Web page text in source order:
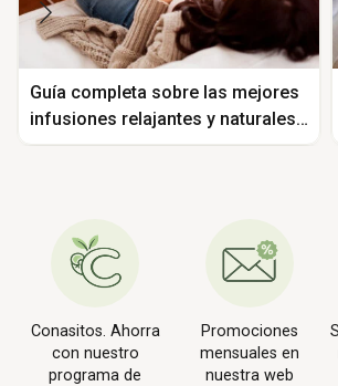
Guía completa sobre las mejores
infusiones relajantes y naturales
para el cuerpo humano
Conasitos. Ahorra
con nuestro
programa de
Promociones
mensuales en
nuestra web